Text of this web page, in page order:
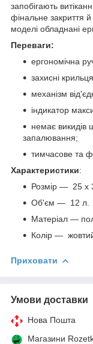
запобігають
фінальне закриття
моделі обладнані
Переваги:
ергономічна
захисні
механізм
індикатор
немає викидів
запалювання;
тимчасове та
Характеристики:
Розмір — 25 x
Об'єм — 12 л.
Матеріал —
Колір —
Приховати
Умови доставки
Нова Пошта
Магазини